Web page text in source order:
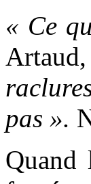
« Ce
Artaud,
pas ».
Quand